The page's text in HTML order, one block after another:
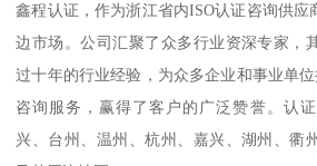
鑫程认证，作为浙江省内ISO认证咨询供应
边市场。公司汇聚了众多行业资深专家，
过十年的行业经验，为众多企业和事业单
咨询服务，赢得了客户的广泛赞誉。认
兴、台州、温州、杭州、嘉兴、湖州、衢